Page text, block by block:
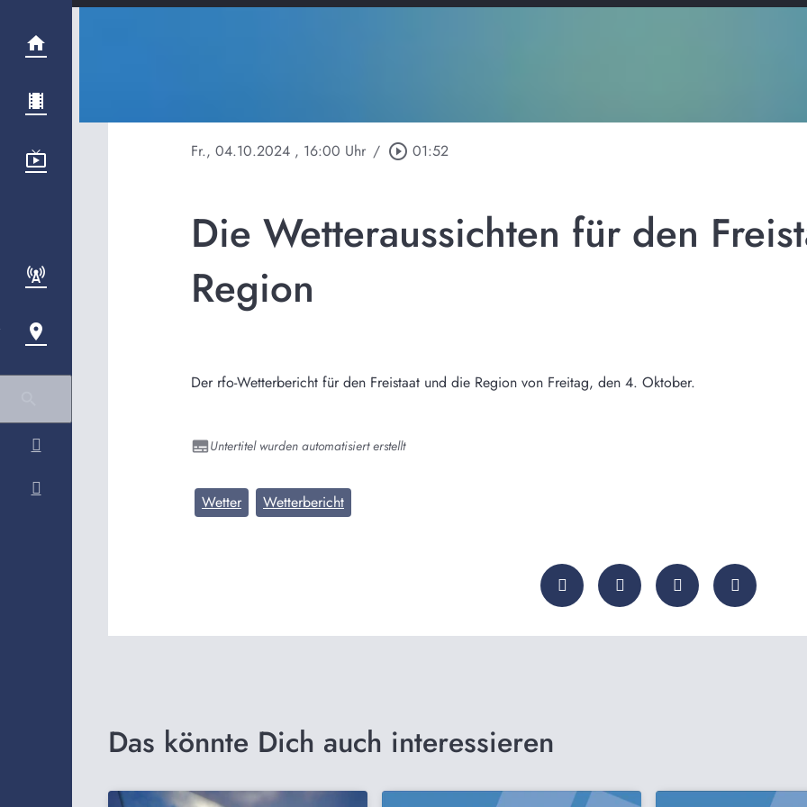
Fr., 04.10.2024 , 16:00 Uhr / play_circle_outline 01:52
Die Wetteraussichten für den
Region
Der rfo-Wetterbericht für den Freistaat und die Region von Freitag, den 4. Oktober.
Untertitel wurden automatisiert erstellt
Wetter Wetterbericht
Das könnte Dich auch interessieren